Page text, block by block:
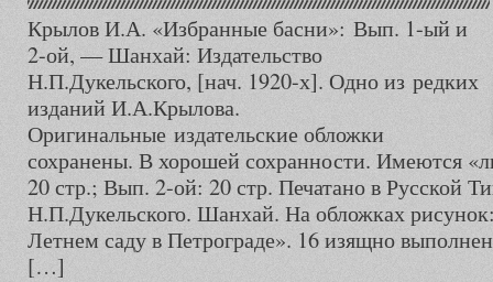
Крылов И.А. «Избранные басни»: Вып. 1-ый и
2-ой, — Шанхай: Издательство
Н.П.Дукельского, [нач. 1920-х]. Одно из редких
изданий И.А.Крылова.
Оригинальные издательские обложки
сохранены. В хорошей сохранности. Имеются
20 стр.; Вып. 2-ой: 20 стр. Печатано в Русской
Н.П.Дукельского. Шанхай. На обложках
Летнем саду в Петрограде». 16 изящно
[…]